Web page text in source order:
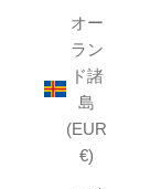
オー
ラン
ド諸
島
(EUR
€)